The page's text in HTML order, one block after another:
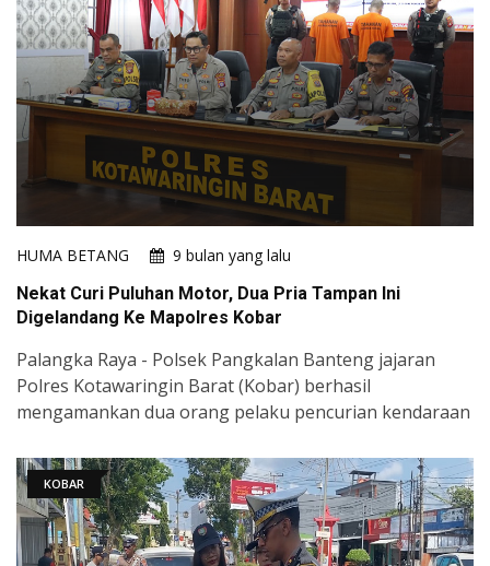
HUMA BETANG
9 bulan yang lalu
Nekat Curi Puluhan Motor, Dua Pria Tampan Ini
Digelandang Ke Mapolres Kobar
Palangka Raya - Polsek Pangkalan Banteng jajaran
Polres Kotawaringin Barat (Kobar) berhasil
mengamankan dua orang pelaku pencurian kendaraan
KOBAR